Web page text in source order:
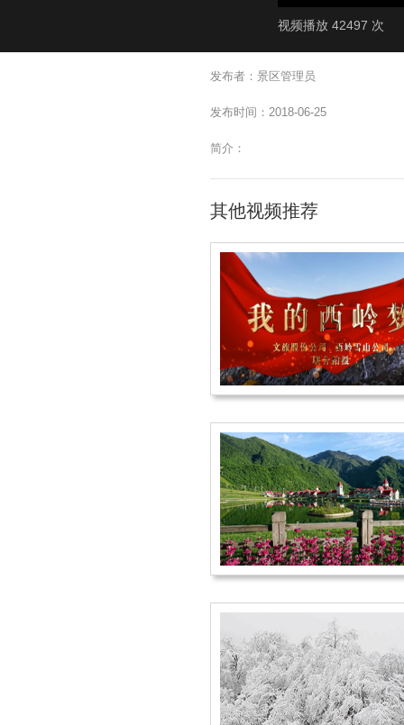
视频播放 42497 次
发布者：景区管理员
发布时间：2018-06-25
简介：
其他视频推荐